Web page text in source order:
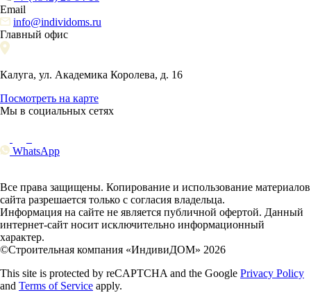
Email
info@individoms.ru
Главный офис
Калуга, ул. Академика Королева, д. 16
Посмотреть на карте
Мы в социальных сетях
WhatsApp
Все права защищены. Копирование и использование материалов
сайта разрешается только с согласия владельца.
Информация на сайте не является публичной офертой. Данный
интернет-сайт носит исключительно информационный
характер.
©Строительная компания «ИндивиДОМ» 2026
This site is protected by reCAPTCHA and the Google Privacy Policy
and Terms of Service apply.